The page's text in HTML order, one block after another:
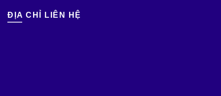
ĐỊA CHỈ LIÊN HỆ